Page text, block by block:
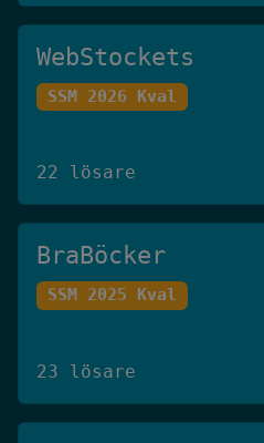
WebStockets
SSM 2026 Kval
22 lösare
BraBöcker
SSM 2025 Kval
23 lösare